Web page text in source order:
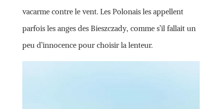
vacarme contre le vent. Les Polonais les appellent
parfois les anges des Bieszczady, comme s’il fallait un
peu d’innocence pour choisir la lenteur.